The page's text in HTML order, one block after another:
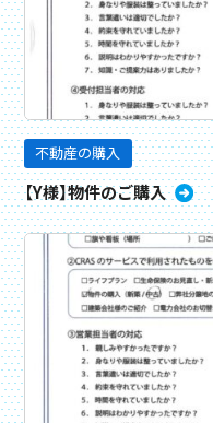
不動産の購入
【Y様】物件のご購入